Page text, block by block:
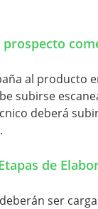
al producto
subirse
deberá
de
ser